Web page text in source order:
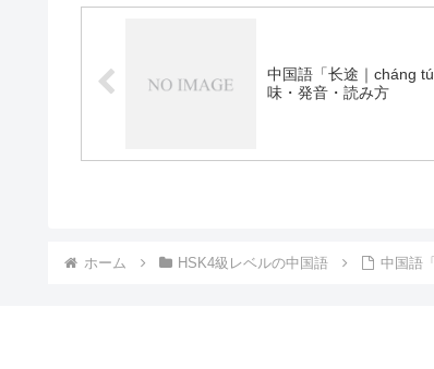
中国語「长途｜cháng
味・発音・読み方
ホーム HSK4級レベルの中国語 中国語